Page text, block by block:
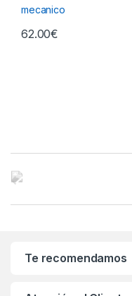
62.00€
Te recomendamos